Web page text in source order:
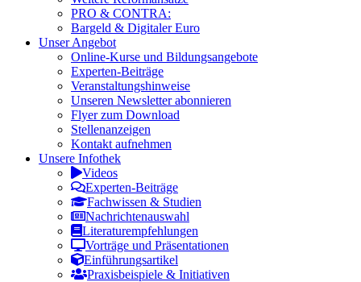
PRO & CONTRA:
Bargeld & Digitaler Euro
Unser Angebot
Online-Kurse und Bildungsangebote
Experten-Beiträge
Veranstaltungshinweise
Unseren Newsletter abonnieren
Flyer zum Download
Stellenanzeigen
Kontakt aufnehmen
Unsere Infothek
Videos
Experten-Beiträge
Fachwissen & Studien
Nachrichtenauswahl
Literaturempfehlungen
Vorträge und Präsentationen
Einführungsartikel
Praxisbeispiele & Initiativen